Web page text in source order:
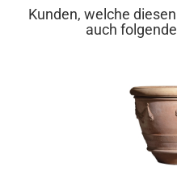
Kunden, welche
auch